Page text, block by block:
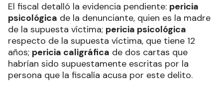
El fiscal detalló la evidencia pendiente: pericia
psicológica de la denunciante, quien es la madre
de la supuesta víctima; pericia psicológica
respecto de la supuesta víctima, que tiene 12
años; pericia caligráfica de dos cartas que
habrían sido supuestamente escritas por la
persona que la fiscalía acusa por este delito.